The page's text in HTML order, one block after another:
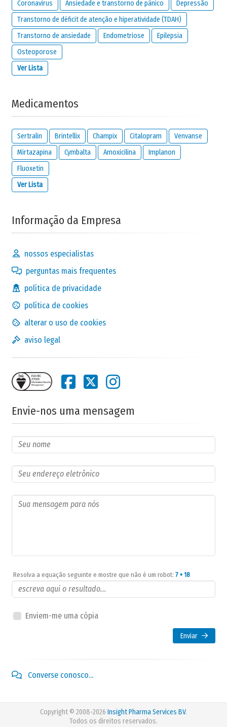
Coronavirus Ansiedade e transtorno de pânico
Depressão
Transtorno de déficit de atenção e hiperatividade (TDAH)
Transtorno de ansiedade
Endometriose
Epilepsia
Osteoporose
Ver Lista
Medicamentos
Sertralin Brintellix Champix Citalopram
Venvanse
Mirtazapina
Cymbalta Amoxicilina
Implanon
Fluoxetin
Ver Lista
Informação da Empresa
nossos especialistas
perguntas mais frequentes
política de privacidade
política de cookies
alterar o uso de cookies
aviso legal
Envie-nos uma mensagem
Resolva a equação seguinte e mostre que não é um robot: 7 + 18
Enviem-me uma cópia
Enviar
Converse conosco...
Copyright © 2008-2026 Insight Pharma Services BV.
Todos os direitos reservados.